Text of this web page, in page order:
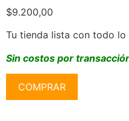
$9.200,00
Tu tienda lista con todo lo
Sin costos por
COMPRAR